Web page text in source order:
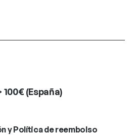
(España)
y Política de reembolso